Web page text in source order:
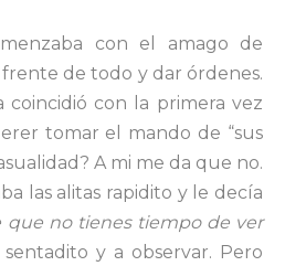
con el amago de
de todo y dar órdenes.
con la primera vez
tomar el mando de “sus
A mi me da que no.
las alitas rapidito y le decía
que no tienes tiempo de ver
sentadito y a observar. Pero